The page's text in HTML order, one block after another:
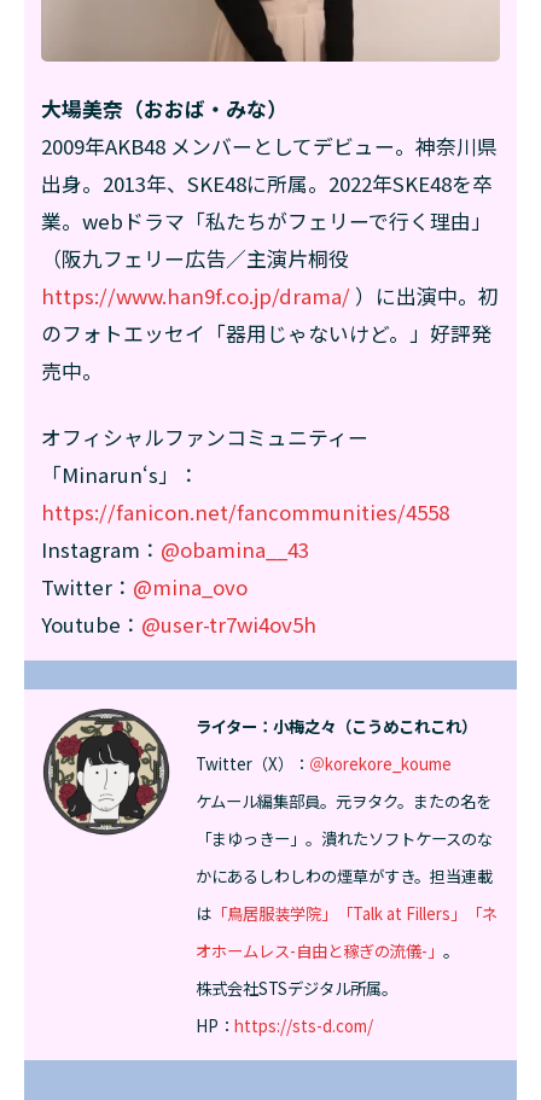
大場美奈（おおば・みな）
2009年AKB48 メンバーとしてデビュー。神奈川県
出身。2013年、SKE48に所属。2022年SKE48を卒
業。webドラマ「私たちがフェリーで行く理由」
（阪九フェリー広告／主演片桐役
https://www.han9f.co.jp/drama/ ）に出演中。初
のフォトエッセイ「器用じゃないけど。」好評発
売中。
オフィシャルファンコミュニティー
「Minarun‘s」：
https://fanicon.net/fancommunities/4558
Instagram： @obamina__43
Twitter： @mina_ovo
Youtube： @user-tr7wi4ov5h
ライター：小梅之々（こうめこれこれ）
Twitter（X）： ＠korekore_koume
ケムール編集部員。元ヲタク。またの名を
「まゆっきー」。潰れたソフトケースのな
かにあるしわしわの煙草がすき。担当連載
は 「鳥居服装学院」 「Talk at Fillers」
「ネ
オホームレス-自由と稼ぎの流儀-」 。
株式会社STSデジタル所属。
HP： https://sts-d.com/